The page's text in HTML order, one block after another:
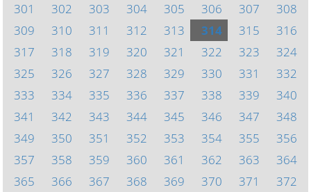
301
302 303 304 305 306 307
308
309
310 311 312 313 314 315
316
317
318 319 320 321 322 323
324
325
326 327 328 329 330 331
332
333
334 335 336 337 338 339
340
341
342 343 344 345 346 347
348
349
350 351 352 353 354 355
356
357
358 359 360 361 362 363
364
365
366 367 368 369 370 371 372